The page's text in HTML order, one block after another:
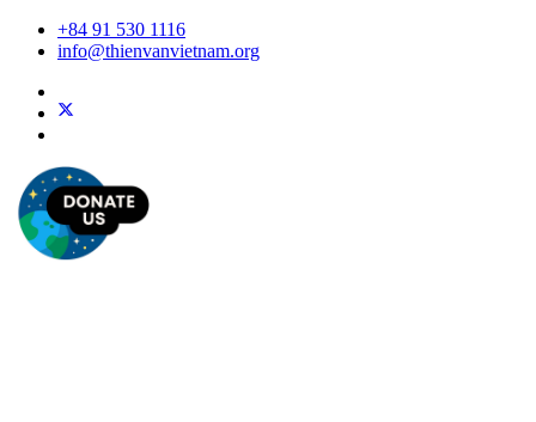
+84 91 530 1116
info@thienvanvietnam.org